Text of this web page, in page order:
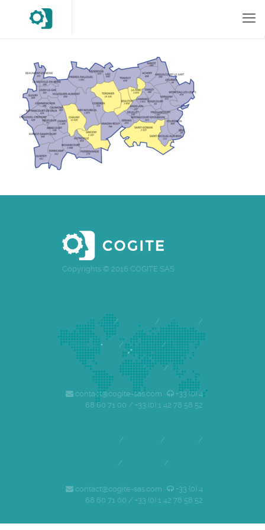
Copyrights © 2016 COGITE SAS
Accueil / / Equipe /
Références / Clients / Emploi
/ Contact
contact@cogite-sas.com ·
+33 (0) 4
68 60 71 00 / +33 (0) 1 42 78 58 52
/ / /
/ /
contact@cogite-sas.com ·
+33 (0) 4
68 60 71 00 / +33 (0) 1 42 78 58 52